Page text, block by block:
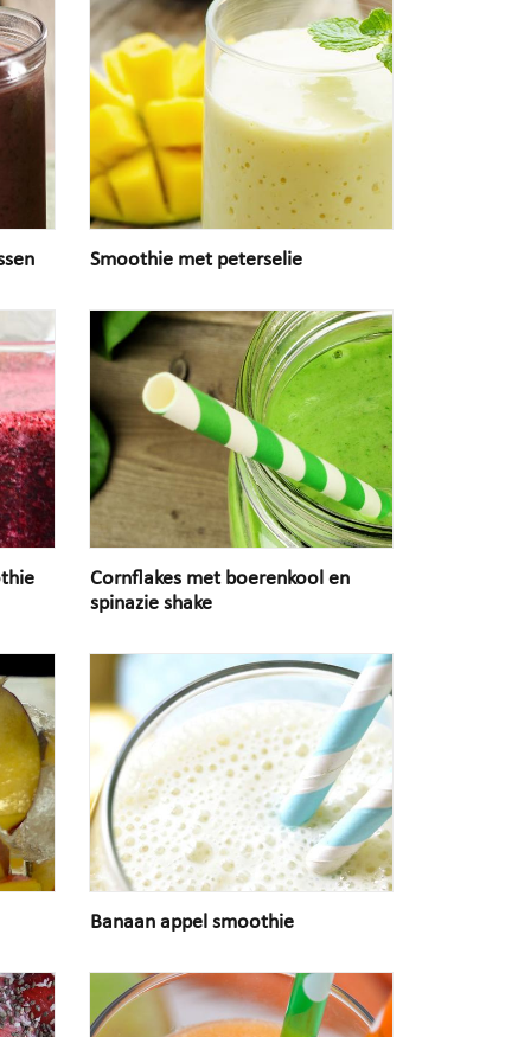
Smoothie met peterselie
Cornflakes met boerenkool en
spinazie shake
Banaan appel smoothie